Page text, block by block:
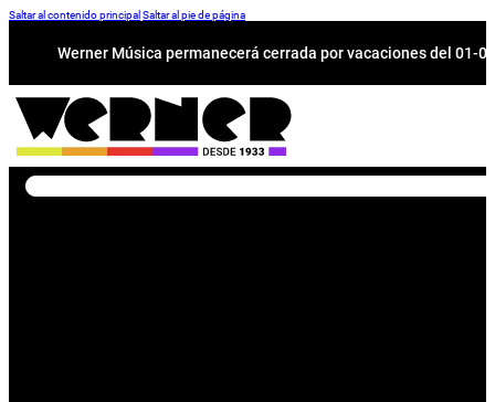
Saltar al contenido principal Saltar al pie de página
Werner Música permanecerá cerrada por vacaciones del 01-
Buscar